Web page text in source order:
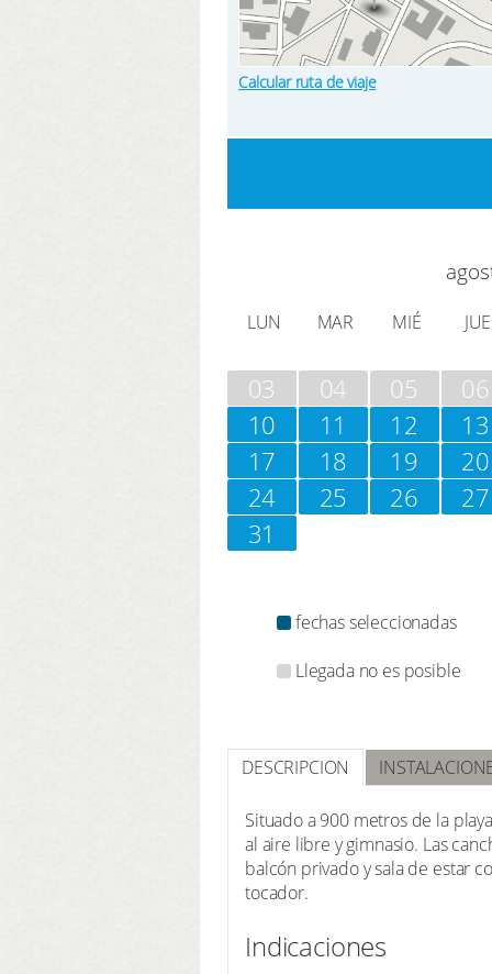
Calcular ruta de viaje
LUN MAR MIÉ JUE
03 04 05
06
10
11 12
13
17
18 19
20
24
25 26
27
31
fechas seleccionadas
Llegada no es posible
DESCRIPCION
Situado a 900 metros de la
al aire libre y gimnasio. Las
balcón privado y sala de estar
tocador.
Indicaciones